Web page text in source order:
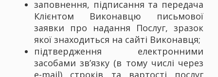
заповнення, підписання та передача
Клієнтом Виконавцю письмової
заявки про надання Послуг, зразок
якої знаходиться на сайті Виконавця;
підтвердження електронними
засобами зв’язку (в тому числі через
е-mail) строків та вартості послуг